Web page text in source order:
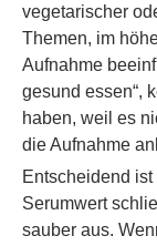
vegetarischer
Themen, im
Aufnahme
gesund essen“,
haben, weil es
die Aufnahme
Entscheidend
Serumwert
sauber aus.